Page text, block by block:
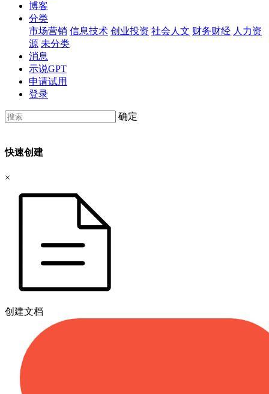
博客
分类
市场营销 信息技术 创业投资 社会人文 财务财经 人力资
源 未分类
消息
示说GPT
申请试用
登录
确定
快速创建
×
创建文档